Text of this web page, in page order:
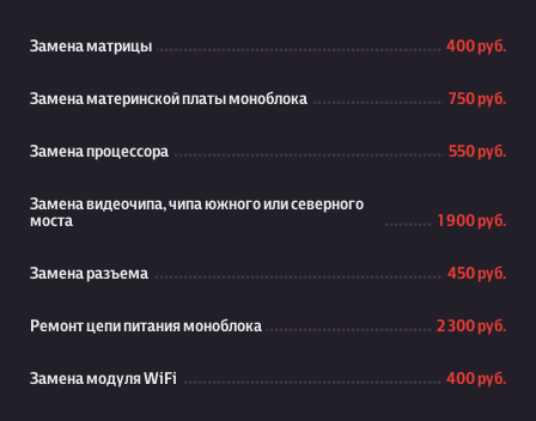
Замена матрицы 400 руб.
Замена материнской платы моноблока 750 руб.
Замена процессора 550 руб.
Замена видеочипа, чипа южного или северного
моста
1 900 руб.
Замена разъема 450 руб.
Ремонт цепи питания моноблока 2 300 руб.
Замена модуля WiFi 400 руб.